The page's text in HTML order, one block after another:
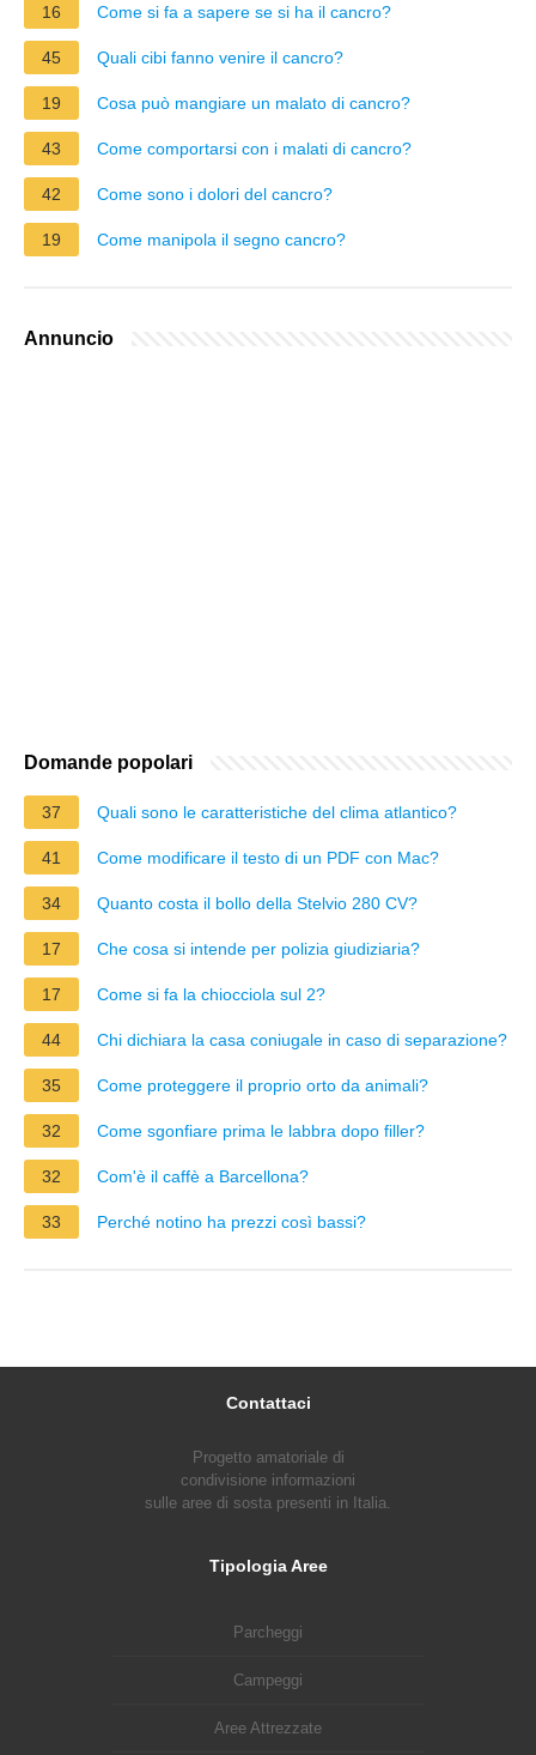
16 Come si fa a sapere se si ha il cancro?
45 Quali cibi fanno venire il cancro?
19 Cosa può mangiare un malato di cancro?
43 Come comportarsi con i malati di cancro?
42 Come sono i dolori del cancro?
19 Come manipola il segno cancro?
Annuncio
Domande popolari
37 Quali sono le caratteristiche del clima atlantico?
41 Come modificare il testo di un PDF con Mac?
34 Quanto costa il bollo della Stelvio 280 CV?
17 Che cosa si intende per polizia giudiziaria?
17 Come si fa la chiocciola sul 2?
44 Chi dichiara la casa coniugale in caso di separazione?
35 Come proteggere il proprio orto da animali?
32 Come sgonfiare prima le labbra dopo filler?
32 Com'è il caffè a Barcellona?
33 Perché notino ha prezzi così bassi?
Contattaci
Progetto amatoriale di
condivisione informazioni
sulle aree di sosta presenti in Italia.
Tipologia Aree
Parcheggi
Campeggi
Aree Attrezzate